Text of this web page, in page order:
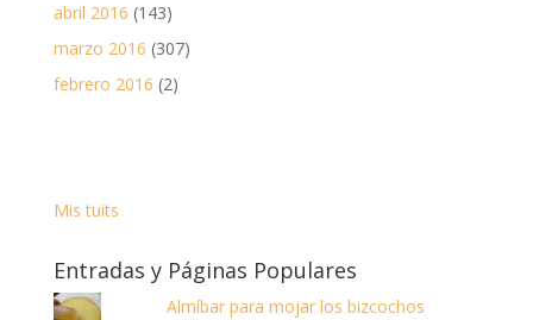
abril 2016 (143)
marzo 2016 (307)
febrero 2016 (2)
Mis tuits
Entradas y Páginas Populares
Almíbar para mojar los bizcochos